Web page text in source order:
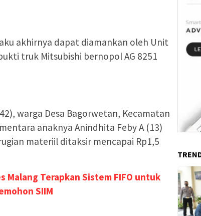
akhirnya dapat diamankan oleh Unit
truk Mitsubishi bernopol AG 8251
warga Desa Bagorwetan, Kecamatan
anaknya Anindhita Feby A (13)
materiil ditaksir mencapai Rp1,5
Malang Terapkan Sistem FIFO untuk
SIIM